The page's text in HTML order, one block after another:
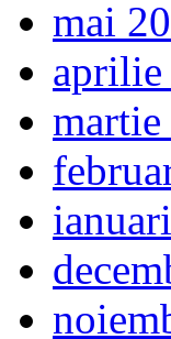
mai
aprilie